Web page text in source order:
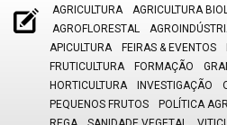
AGRICULTURA AGRICULTURA
AGROFLORESTAL
APICULTURA
FEIRAS & EVENTOS
FRUTICULTURA
FORMAÇÃO
HORTICULTURA
INVESTIGAÇÃO
PEQUENOS FRUTOS
POLÍTICA